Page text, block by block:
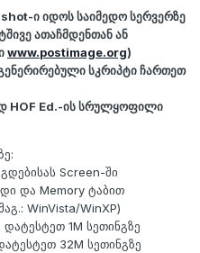
ი იდოს საიმედო სერვერზე
ათაჩმდენთან ან
www.postimage.org)
სკრიპტი ჩართეთ
HOF Ed.-ის სრულყოფილი
Screen-ში
და Memory ტაბით
WinVista/WinXP)
დატესტეთ 1M სეთინგზე
32M სეთინგზე